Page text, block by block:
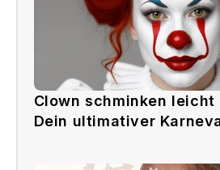
Clown schminken leicht
Dein ultimativer